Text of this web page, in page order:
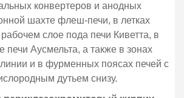
конвертеров и анодных
шахте флеш-печи, в летках
слое пода печи Киветта, в
печи Аусмельта, а также в зонах
и в фурменных поясах печей с
дутьем снизу.